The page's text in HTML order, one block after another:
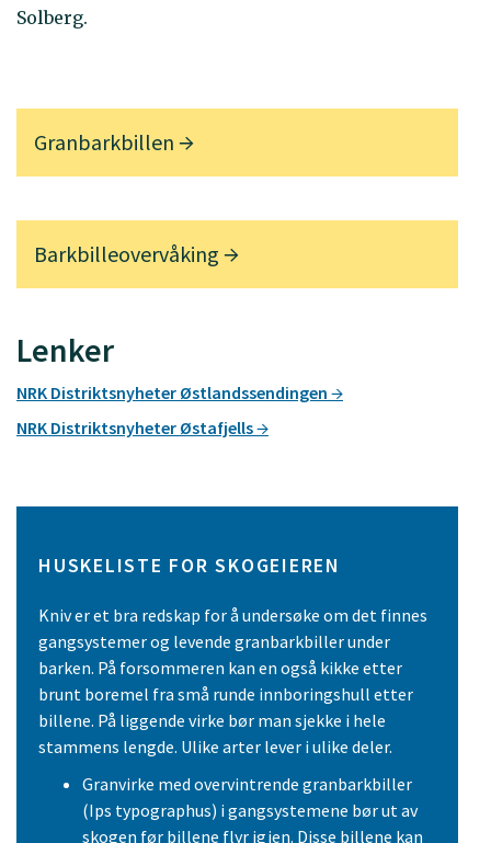
Solberg.
Granbarkbillen
Barkbilleovervåking
Lenker
NRK Distriktsnyheter Østlandssendingen
NRK Distriktsnyheter Østafjells
HUSKELISTE FOR SKOGEIEREN
Kniv er et bra redskap for å undersøke om det finnes
gangsystemer og levende granbarkbiller under
barken. På forsommeren kan en også kikke etter
brunt boremel fra små runde innboringshull etter
billene. På liggende virke bør man sjekke i hele
stammens lengde. Ulike arter lever i ulike deler.
Granvirke med overvintrende granbarkbiller
(Ips typographus) i gangsystemene bør ut av
skogen før billene flyr igjen. Disse billene kan